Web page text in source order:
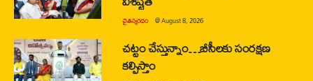
చైతన్యరధం @August 8, 2026
చట్టం చేస్తున్నాం…బీసీలకు సంరక్షణ
కల్పిస్తాం